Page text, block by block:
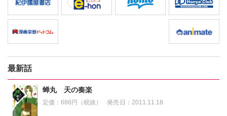
最新話
蝉丸 天の奏楽
定価：686円（税抜） 発売日： 2011.11.18